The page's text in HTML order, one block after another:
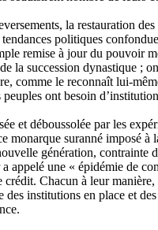
la restauration
politiques
remise à jour du pouvoir
succession dynastique ;
comme le reconnaît lui-
ont besoin
déboussolée par les
monarque suranné imposé à
génération,
appelé une « épidémie de
Chacun à leur
institutions en place et